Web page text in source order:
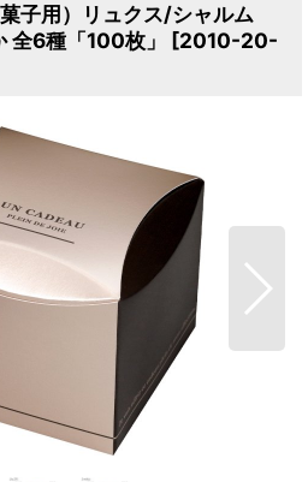
子用）リュクス/シャルム
6種「100枚」
[2010-20-